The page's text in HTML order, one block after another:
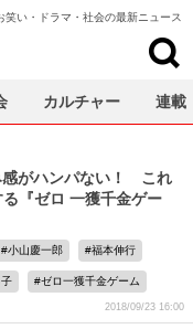
笑い・ドラマ・社会の最新ニュース
感がハンパない！ これ
『ゼロ 一獲千金ゲー
小山慶一郎 福本伸行
ゼロ一獲千金ゲーム
2018/09/23 16:00
カルチャー 連載